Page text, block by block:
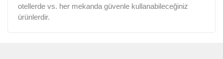
otellerde vs. her mekanda güvenle kullanabileceğiniz
ürünlerdir.